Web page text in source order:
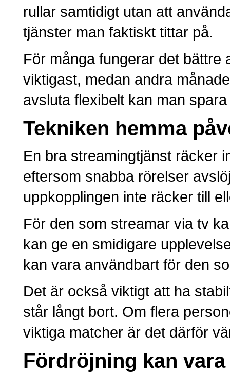
rullar samtidigt utan att
tjänster man faktiskt tittar på.
För många fungerar det
viktigast, medan andra
avsluta flexibelt kan man
Tekniken hemma
En bra streamingtjänst räcker
eftersom snabba rörelser
uppkopplingen inte räcker till
För den som streamar via tv
kan ge en smidigare
kan vara användbart för den
Det är också viktigt att ha
står långt bort. Om flera
viktiga matcher är det därför
Fördröjning kan